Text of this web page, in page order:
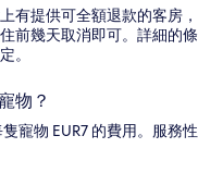
有提供可全額退款的客房，
前幾天取消即可。詳細的條
。
物？
寵物 EUR7 的費用。服務性